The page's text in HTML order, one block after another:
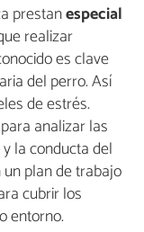
prestanespecial
realizar
es clave
del perro. Así
de estrés.
para analizar las
la conducta del
plan de trabajo
cubrir los
entorno.